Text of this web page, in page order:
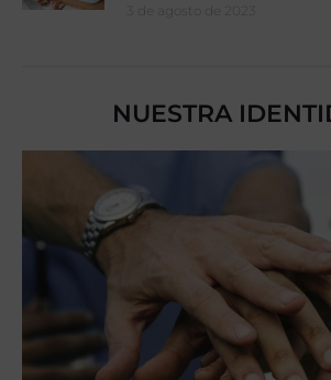
3 de agosto de 2023
NUESTRA